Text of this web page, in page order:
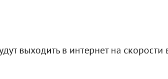
выходить в интернет на скорости